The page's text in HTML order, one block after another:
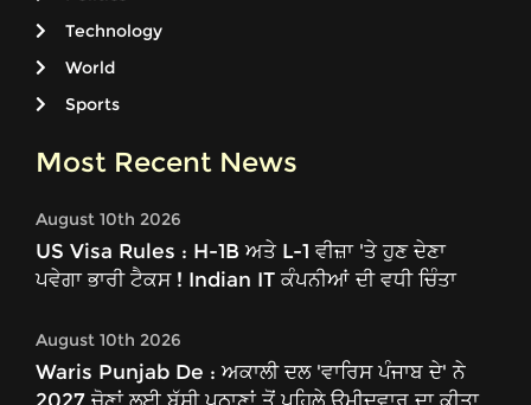
Technology
World
Sports
Most Recent News
August 10th 2026
US Visa Rules : H-1B ਅਤੇ L-1 ਵੀਜ਼ਾ 'ਤੇ ਹੁਣ ਦੇਣਾ
ਪਵੇਗਾ ਭਾਰੀ ਟੈਕਸ ! Indian IT ਕੰਪਨੀਆਂ ਦੀ ਵਧੀ ਚਿੰਤਾ
August 10th 2026
Waris Punjab De : ਅਕਾਲੀ ਦਲ 'ਵਾਰਿਸ ਪੰਜਾਬ ਦੇ' ਨੇ